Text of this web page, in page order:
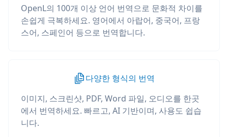
OpenL의 100개 이상 언어 번역으로 문화적 차이를
손쉽게 극복하세요. 영어에서 아랍어, 중국어, 프랑
스어, 스페인어 등으로 번역합니다.
다양한 형식의 번역
이미지, 스크린샷, PDF, Word 파일, 오디오를 한곳
에서 번역하세요. 빠르고, AI 기반이며, 사용도 쉽습
니다.